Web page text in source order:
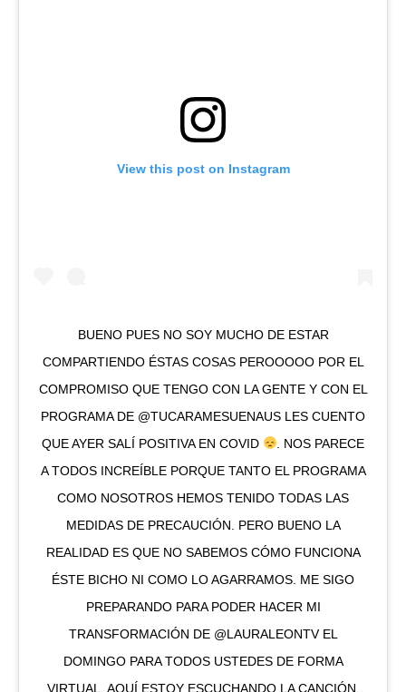
View this post on Instagram
BUENO PUES NO SOY MUCHO DE ESTAR
COMPARTIENDO ÉSTAS COSAS PEROOOOO POR EL
COMPROMISO QUE TENGO CON LA GENTE Y CON EL
PROGRAMA DE @TUCARAMESUENAUS LES CUENTO
QUE AYER SALÍ POSITIVA EN COVID
. NOS PARECE
A TODOS INCREÍBLE PORQUE TANTO EL PROGRAMA
COMO NOSOTROS HEMOS TENIDO TODAS LAS
MEDIDAS DE PRECAUCIÓN. PERO BUENO LA
REALIDAD ES QUE NO SABEMOS CÓMO FUNCIONA
ÉSTE BICHO NI COMO LO AGARRAMOS. ME SIGO
PREPARANDO PARA PODER HACER MI
TRANSFORMACIÓN DE @LAURALEONTV EL
DOMINGO PARA TODOS USTEDES DE FORMA
VIRTUAL. AQUÍ ESTOY ESCUCHANDO LA CANCIÓN.